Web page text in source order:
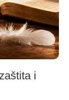
i